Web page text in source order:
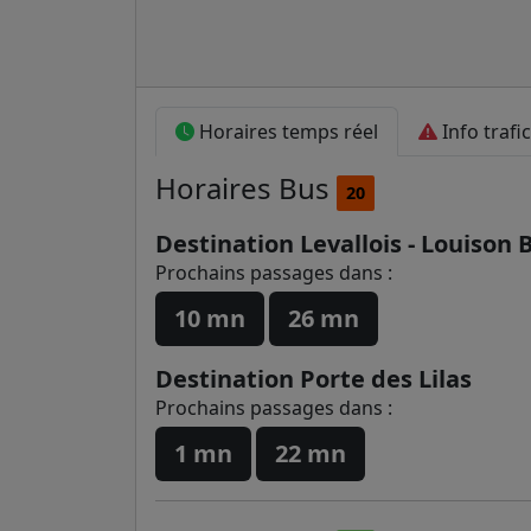
Horaires temps réel Info trafic
Horaires Bus 20
Destination Levallois - Louison
Prochains passages dans :
10 mn
26 mn
Destination Porte des Lilas
Prochains passages dans :
1 mn 22 mn